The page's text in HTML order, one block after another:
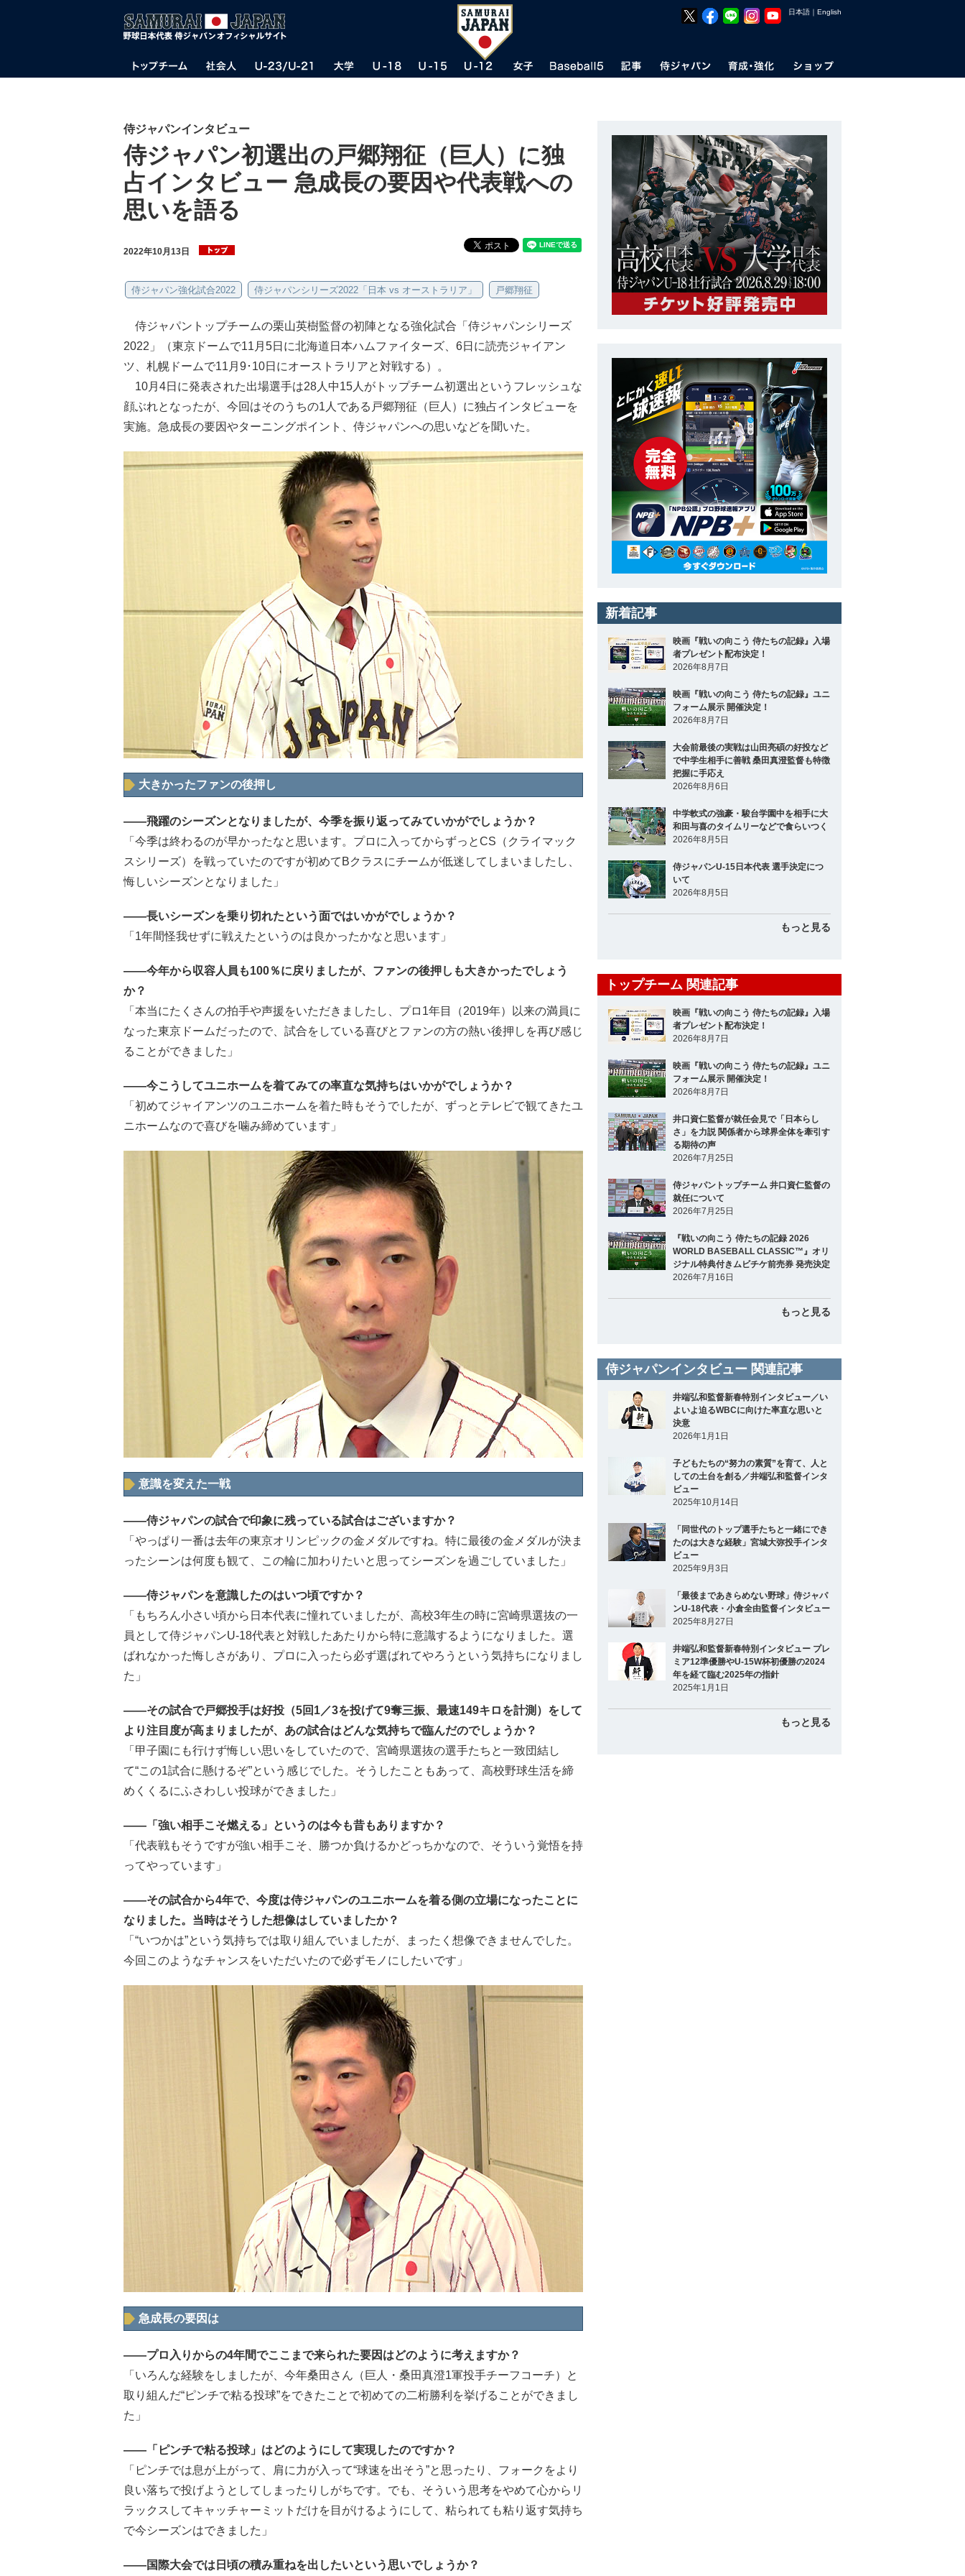
日本語 ｜ English
侍ジャパンインタビュー
侍ジャパン初選出の戸郷翔征（巨人）に独
占インタビュー 急成長の要因や代表戦への
思いを語る
2022年10月13日
侍ジャパン強化試合2022 侍ジャパンシリーズ2022「日本 vs オーストラリア」 戸郷翔征
侍ジャパントップチームの栗山英樹監督の初陣となる強化試合「侍ジャパンシリーズ
2022」（東京ドームで11月5日に北海道日本ハムファイターズ、6日に読売ジャイアン
ツ、札幌ドームで11月9･10日にオーストラリアと対戦する）。
10月4日に発表された出場選手は28人中15人がトップチーム初選出というフレッシュな
顔ぶれとなったが、今回はそのうちの1人である戸郷翔征（巨人）に独占インタビューを
実施。急成長の要因やターニングポイント、侍ジャパンへの思いなどを聞いた。
大きかったファンの後押し
――飛躍のシーズンとなりましたが、今季を振り返ってみていかがでしょうか？
「今季は終わるのが早かったなと思います。プロに入ってからずっとCS（クライマック
スシリーズ）を戦っていたのですが初めてBクラスにチームが低迷してしまいましたし、
悔しいシーズンとなりました」
――長いシーズンを乗り切れたという面ではいかがでしょうか？
「1年間怪我せずに戦えたというのは良かったかなと思います」
――今年から収容人員も100％に戻りましたが、ファンの後押しも大きかったでしょう
か？
「本当にたくさんの拍手や声援をいただきましたし、プロ1年目（2019年）以来の満員に
なった東京ドームだったので、試合をしている喜びとファンの方の熱い後押しを再び感じ
ることができました」
――今こうしてユニホームを着てみての率直な気持ちはいかがでしょうか？
「初めてジャイアンツのユニホームを着た時もそうでしたが、ずっとテレビで観てきたユ
ニホームなので喜びを噛み締めています」
意識を変えた一戦
――侍ジャパンの試合で印象に残っている試合はございますか？
「やっぱり一番は去年の東京オリンピックの金メダルですね。特に最後の金メダルが決ま
ったシーンは何度も観て、この輪に加わりたいと思ってシーズンを過ごしていました」
――侍ジャパンを意識したのはいつ頃ですか？
「もちろん小さい頃から日本代表に憧れていましたが、高校3年生の時に宮崎県選抜の一
員として侍ジャパンU-18代表と対戦したあたりから特に意識するようになりました。選
ばれなかった悔しさがあり、プロに入ったら必ず選ばれてやろうという気持ちになりまし
た」
――その試合で戸郷投手は好投（5回1／3を投げて9奪三振、最速149キロを計測）をして
より注目度が高まりましたが、あの試合はどんな気持ちで臨んだのでしょうか？
「甲子園にも行けず悔しい思いをしていたので、宮崎県選抜の選手たちと一致団結し
て“この1試合に懸けるぞ”という感じでした。そうしたこともあって、高校野球生活を締
めくくるにふさわしい投球ができました」
――「強い相手こそ燃える」というのは今も昔もありますか？
「代表戦もそうですが強い相手こそ、勝つか負けるかどっちかなので、そういう覚悟を持
ってやっています」
――その試合から4年で、今度は侍ジャパンのユニホームを着る側の立場になったことに
なりました。当時はそうした想像はしていましたか？
「“いつかは”という気持ちでは取り組んでいましたが、まったく想像できませんでした。
今回このようなチャンスをいただいたので必ずモノにしたいです」
急成長の要因は
――プロ入りからの4年間でここまで来られた要因はどのように考えますか？
「いろんな経験をしましたが、今年桑田さん（巨人・桑田真澄1軍投手チーフコーチ）と
取り組んだ“ピンチで粘る投球”をできたことで初めての二桁勝利を挙げることができまし
た」
――「ピンチで粘る投球」はどのようにして実現したのですか？
「ピンチでは息が上がって、肩に力が入って“球速を出そう”と思ったり、フォークをより
良い落ちで投げようとしてしまったりしがちです。でも、そういう思考をやめて心からリ
ラックスしてキャッチャーミットだけを目がけるようにして、粘られても粘り返す気持ち
で今シーズンはできました」
――国際大会では日頃の積み重ねを出したいという思いでしょうか？
新着記事
映画『戦いの向こう 侍たちの記録』入場
者プレゼント配布決定！
2026年8月7日
映画『戦いの向こう 侍たちの記録』ユニ
フォーム展示 開催決定！
2026年8月7日
大会前最後の実戦は山田亮碩の好投など
で中学生相手に善戦 桑田真澄監督も特徴
把握に手応え
2026年8月6日
中学軟式の強豪・駿台学園中を相手に大
和田与喜のタイムリーなどで食らいつく
2026年8月5日
侍ジャパンU-15日本代表 選手決定につ
いて
2026年8月5日
もっと見る
トップチーム 関連記事
映画『戦いの向こう 侍たちの記録』入場
者プレゼント配布決定！
2026年8月7日
映画『戦いの向こう 侍たちの記録』ユニ
フォーム展示 開催決定！
2026年8月7日
井口資仁監督が就任会見で「日本らし
さ」を力説 関係者から球界全体を牽引す
る期待の声
2026年7月25日
侍ジャパントップチーム 井口資仁監督の
就任について
2026年7月25日
『戦いの向こう 侍たちの記録 2026
WORLD BASEBALL CLASSIC™』オリ
ジナル特典付きムビチケ前売券 発売決定
2026年7月16日
もっと見る
侍ジャパンインタビュー 関連記事
井端弘和監督新春特別インタビュー／い
よいよ迫るWBCに向けた率直な思いと
決意
2026年1月1日
子どもたちの“努力の素質”を育て、人と
しての土台を創る／井端弘和監督インタ
ビュー
2025年10月14日
「同世代のトップ選手たちと一緒にでき
たのは大きな経験」宮城大弥投手インタ
ビュー
2025年9月3日
「最後まであきらめない野球」侍ジャパ
ンU-18代表・小倉全由監督インタビュー
2025年8月27日
井端弘和監督新春特別インタビュー プレ
ミア12準優勝やU-15W杯初優勝の2024
年を経て臨む2025年の指針
2025年1月1日
もっと見る